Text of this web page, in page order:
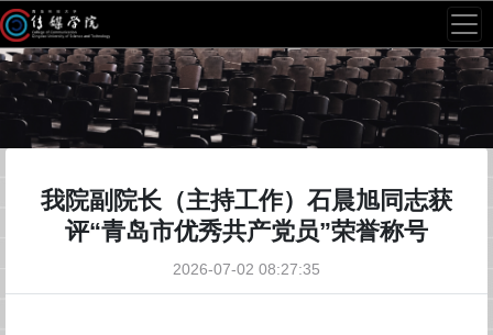
我院副院长（主持工作）石晨旭同志获
评“青岛市优秀共产党员”荣誉称号
2026-07-02 08:27:35